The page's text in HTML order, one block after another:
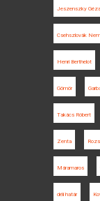
Jeszenszky Géza
Csehszlovák
Henri Berthelot
Gömör
Takács Róbert
Zenta
Máramaros
déli határ